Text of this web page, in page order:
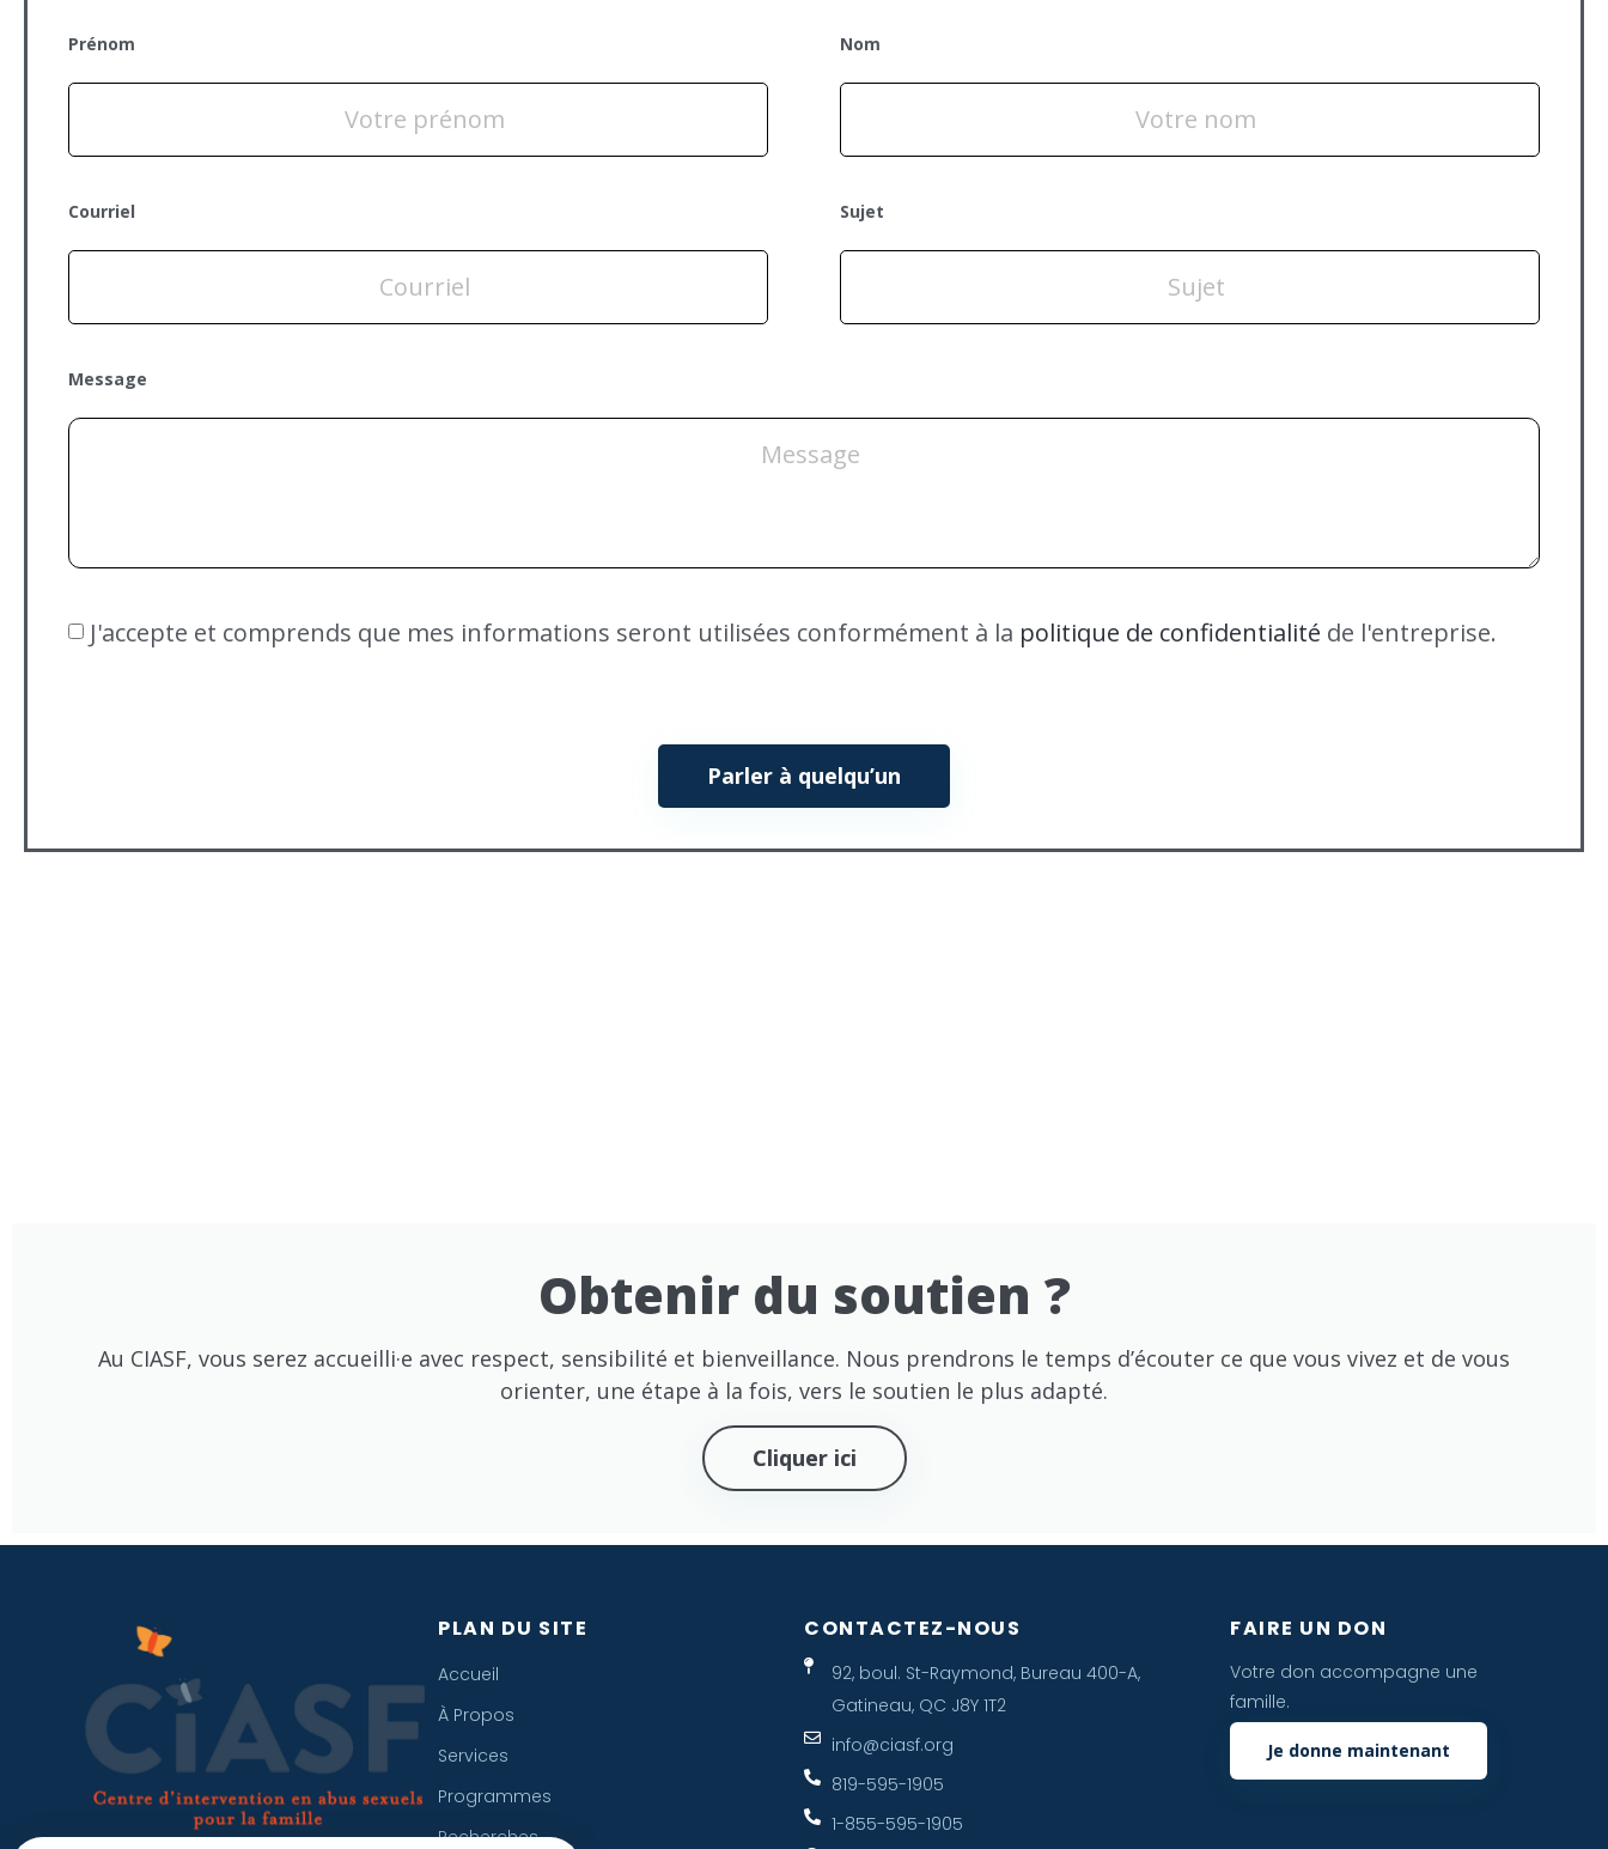
Prénom Nom
Courriel Sujet
Message
J'accepte et comprends que mes informations seront utilisées conformément à la politique de confidentialité de l'entreprise.
Parler à quelqu’un
Obtenir du soutien ?
Au CIASF, vous serez accueilli·e avec respect, sensibilité et bienveillance. Nous prendrons le temps d’écouter ce que vous vivez et de vous
orienter, une étape à la fois, vers le soutien le plus adapté.
Cliquer ici
PLAN DU SITE
Accueil
À Propos
Services
Programmes
Recherches
CONTACTEZ-NOUS
92, boul. St-Raymond, Bureau 400-A,
Gatineau, QC J8Y 1T2
info@ciasf.org
819-595-1905
1-855-595-1905
FAIRE UN DON
Votre don accompagne une
famille.
Je donne maintenant